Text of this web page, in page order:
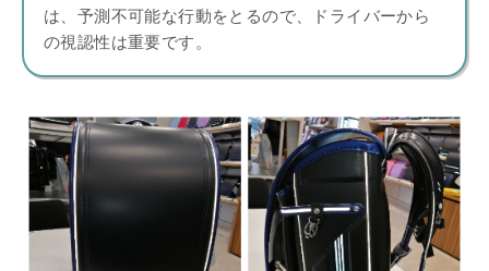
は、予測不可能な行動をとるので、ドライバーから
の視認性は重要です。